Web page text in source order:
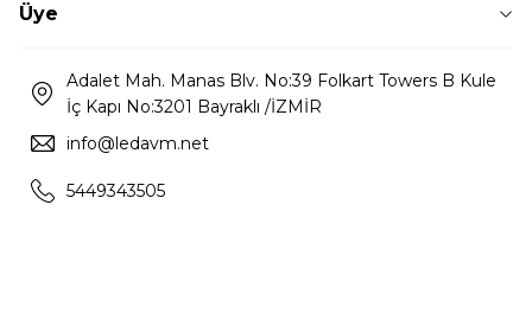
Üye
Adalet Mah. Manas Blv. No:39 Folkart Towers B Kule
İç Kapı No:3201 Bayraklı /İZMİR
info@ledavm.net
5449343505